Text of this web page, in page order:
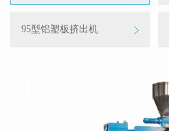
95型铝塑板挤出机